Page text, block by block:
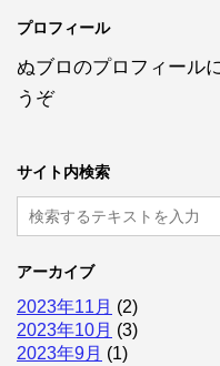
プロフィール
ぬブロのプロフィール
うぞ
サイト内検索
アーカイブ
2023年11月 (2)
2023年10月 (3)
2023年9月 (1)